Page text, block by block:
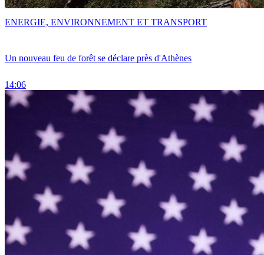
Un nouveau feu de forêt se déclare près d'Athènes
14:06
ENERGIE, ENVIRONNEMENT ET TRANSPORT